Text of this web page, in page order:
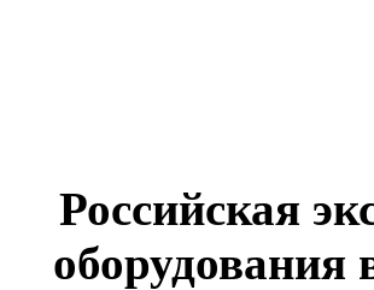
Российская
оборудования